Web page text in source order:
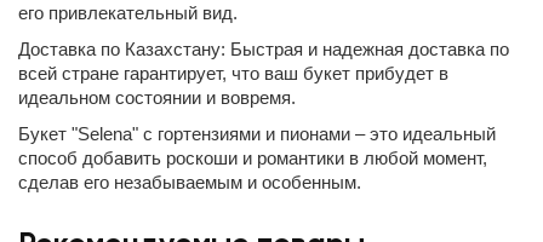
его привлекательный вид.
Доставка по Казахстану: Быстрая и надежная доставка по
всей стране гарантирует, что ваш букет прибудет в
идеальном состоянии и вовремя.
Букет "Selena" с гортензиями и пионами – это идеальный
способ добавить роскоши и романтики в любой момент,
сделав его незабываемым и особенным.